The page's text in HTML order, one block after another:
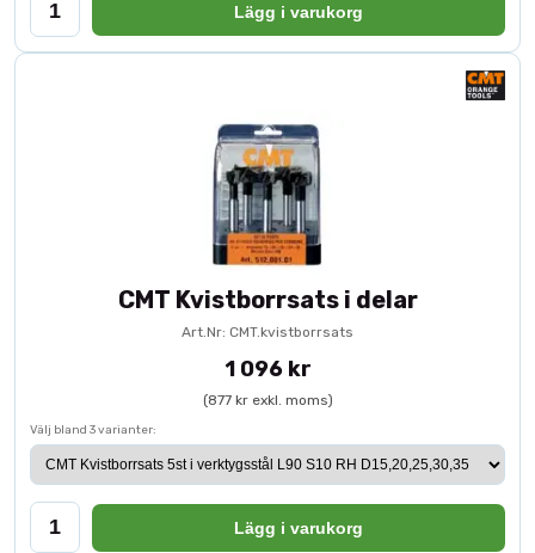
Lägg i varukorg
CMT Kvistborrsats i delar
Art.Nr: CMT.kvistborrsats
1 096 kr
(877 kr exkl. moms)
Välj bland 3 varianter:
Lägg i varukorg